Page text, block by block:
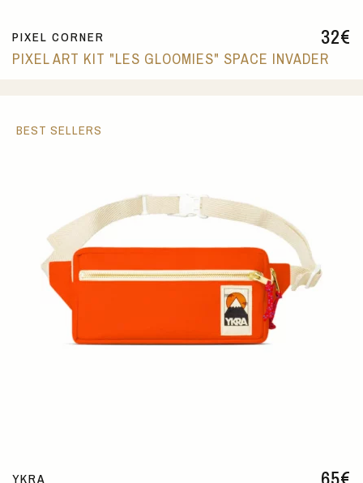
32€
PIXEL CORNER
PIXEL ART KIT "LES GLOOMIES" SPACE INVADER
YKRA
BEST SELLERS